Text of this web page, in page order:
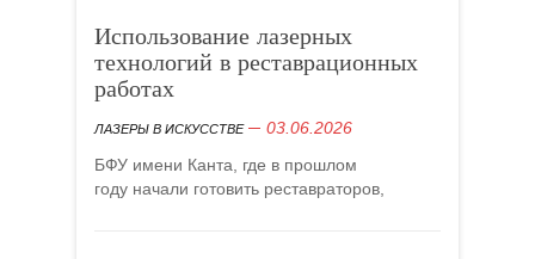
Использование лазерных
технологий в реставрационных
работах
ЛАЗЕРЫ В ИСКУССТВЕ
03.06.2026
БФУ имени Канта, где в прошлом
году начали готовить реставраторов,